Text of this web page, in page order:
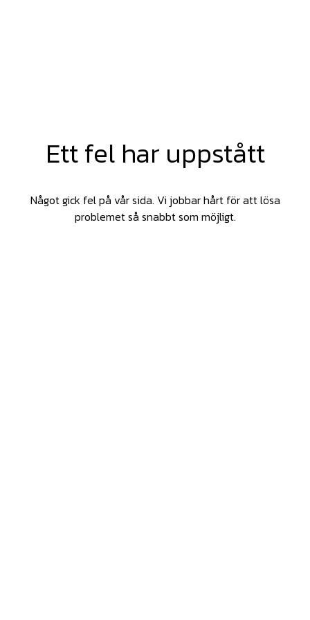
Ett fel har uppstått
Något gick fel på vår sida. Vi jobbar hårt för att lösa
problemet så snabbt som möjligt.